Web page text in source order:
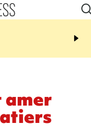
21:08
et Turquie scellent un
amer